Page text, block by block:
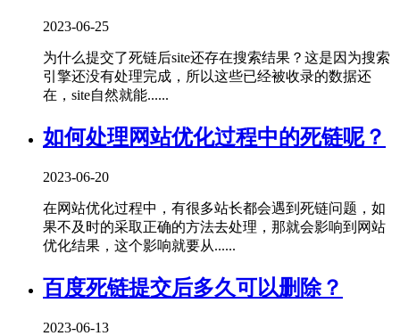
2023-06-25
为什么提交了死链后site还存在搜索结果？这是因为搜索
引擎还没有处理完成，所以这些已经被收录的数据还
在，site自然就能......
如何处理网站优化过程中的死链呢？
2023-06-20
在网站优化过程中，有很多站长都会遇到死链问题，如
果不及时的采取正确的方法去处理，那就会影响到网站
优化结果，这个影响就要从......
百度死链提交后多久可以删除？
2023-06-13